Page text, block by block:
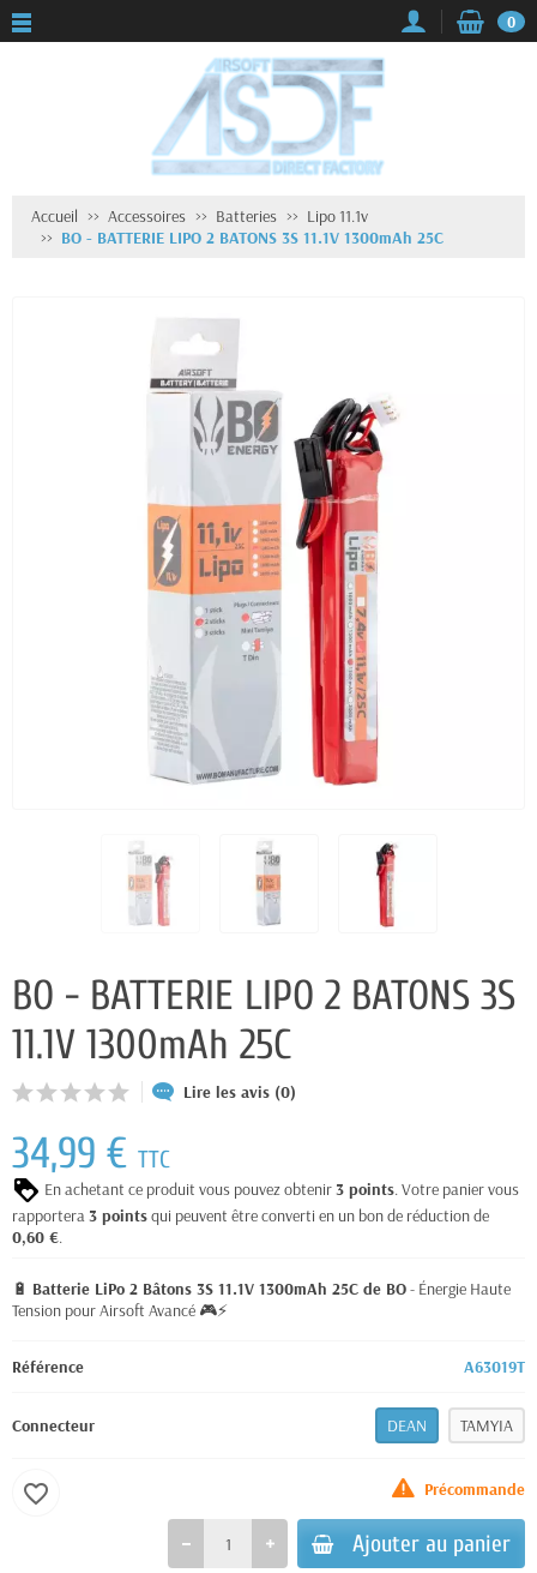
0
Accueil Accessoires Batteries
Lipo 11.1v
BO - BATTERIE LIPO 2 BATONS 3S 11.1V 1300mAh 25C
BO - BATTERIE LIPO 2 BATONS 3S
11.1V 1300mAh 25C
Lire les avis (0)
34,99 € TTC
En achetant ce produit vous pouvez obtenir3 points. Votre panier vous
rapportera3 pointsqui peuvent être converti en un bon de réduction de
0,60 €.
🔋 Batterie LiPo 2 Bâtons 3S 11.1V 1300mAh 25C de BO- Énergie Haute
Tension pour Airsoft Avancé 🎮⚡
Référence A63019T
Connecteur DEAN TAMYIA
Précommande
Ajouter au panier
favorite_border